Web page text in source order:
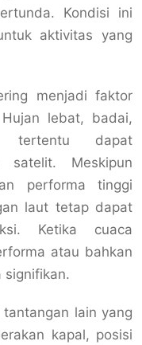
Kondisi ini
aktivitas yang
menjadi faktor
lebat, badai,
tertentu dapat
satelit. Meskipun
performa tinggi
laut tetap dapat
Ketika cuaca
atau bahkan
signifikan.
lain yang
kapal, posisi